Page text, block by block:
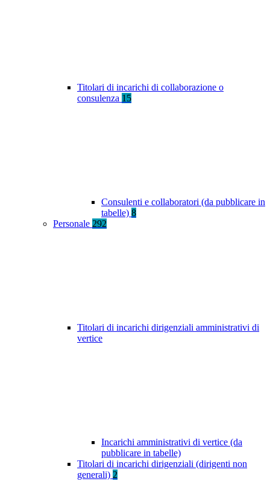
Titolari di incarichi di collaborazione o
consulenza 15
Consulenti e collaboratori (da pubblicare in
tabelle) 8
Personale 292
Titolari di incarichi dirigenziali amministrativi di
vertice
Incarichi amministrativi di vertice (da
pubblicare in tabelle)
Titolari di incarichi dirigenziali (dirigenti non
generali) 2